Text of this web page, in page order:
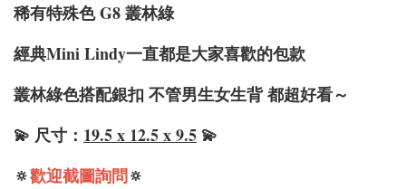
稀有特殊色 G8 叢林綠
經典Mini Lindy一直都是大家喜歡的包款
叢林綠色搭配銀扣 不管男生女生背 都超好看～
💫 尺寸： 19.5 x 12.5 x 9.5 💫
🔅歡迎截圖詢問🔅